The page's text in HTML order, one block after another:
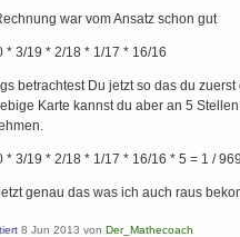
war vom Ansatz schon gut
* 3/19 * 2/18 * 1/17 * 16/16
betrachtest Du jetzt so das du
Karte kannst du aber an 5
* 3/19 * 2/18 * 1/17 * 16/16 * 5 = 1 / 969
genau das was ich auch raus
8 Jun 2013 vonDer_Mathecoach